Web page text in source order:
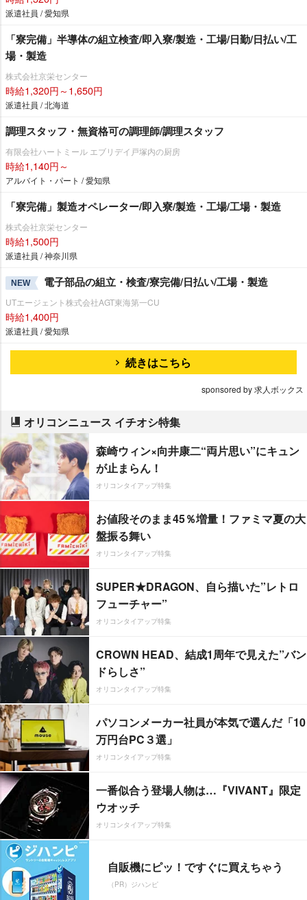
派遣社員 / 愛知県
「寮完備」半導体の組立検査/即入寮/製造・工場/日勤/日払い/工
場・製造
株式会社京栄センター
時給1,320円～1,650円
派遣社員 / 北海道
調理スタッフ・無資格可の調理師/調理スタッフ
有限会社ハートミール エブリデイ戸塚内の厨房
時給1,140円～
アルバイト・パート / 愛知県
「寮完備」製造オペレーター/即入寮/製造・工場/工場・製造
株式会社京栄センター
時給1,500円
派遣社員 / 神奈川県
NEW 電子部品の組立・検査/寮完備/日払い/工場・製造
UTエージェント株式会社AGT東海第一CU
時給1,400円
派遣社員 / 愛知県
続きはこちら
sponsored by 求人ボックス
オリコンニュース イチオシ特集
森崎ウィン×向井康二“両片思い”にキュン
が止まらん！
オリコンタイアップ特集
お値段そのまま45％増量！ファミマ夏の大
盤振る舞い
オリコンタイアップ特集
SUPER★DRAGON、自ら描いた”レトロ
フューチャー”
オリコンタイアップ特集
CROWN HEAD、結成1周年で見えた”バン
ドらしさ”
オリコンタイアップ特集
パソコンメーカー社員が本気で選んだ「10
万円台PC３選」
オリコンタイアップ特集
一番似合う登場人物は…『VIVANT』限定
ウオッチ
オリコンタイアップ特集
自販機にピッ！ですぐに買えちゃう
（PR）ジハンピ